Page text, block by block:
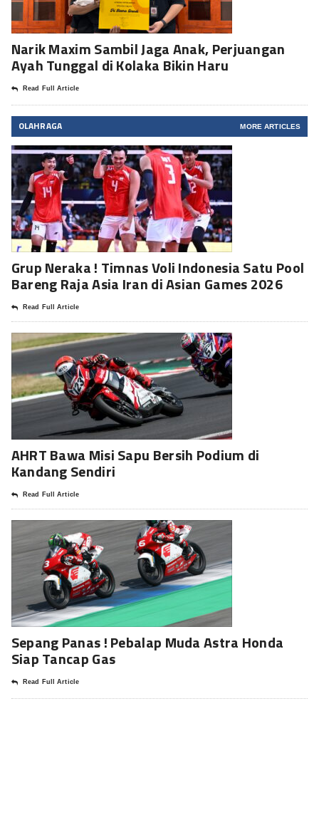
Narik Maxim Sambil Jaga Anak, Perjuangan
Ayah Tunggal di Kolaka Bikin Haru
Read Full Article
OLAHRAGA MORE ARTICLES
Grup Neraka ! Timnas Voli Indonesia Satu Pool
Bareng Raja Asia Iran di Asian Games 2026
Read Full Article
AHRT Bawa Misi Sapu Bersih Podium di
Kandang Sendiri
Read Full Article
Sepang Panas ! Pebalap Muda Astra Honda
Siap Tancap Gas
Read Full Article